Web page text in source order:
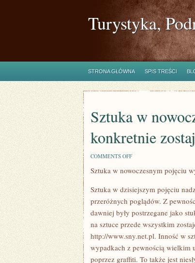
Turystyka,
STRONA GŁÓWNA SPIS TREŚCI
Sztuka w
konkretnie
COMMENTS OFFON
W
NOWOCZESNYM
BARDZO
KONKRETNIE
ZOSTAJE
ZAPREZENTOWANA
Sztuka w nowoczesnym pojęciu
Sztuka w dzisiejszym pojęciu
przeróżnych poglądów. Z
dawniej były postrzegane jako
na sztuce przede wszystkim
http://www.sny.net.pl. Inność w
wypadkach z pewnością wielkim
poprzez graffiti. To także jest